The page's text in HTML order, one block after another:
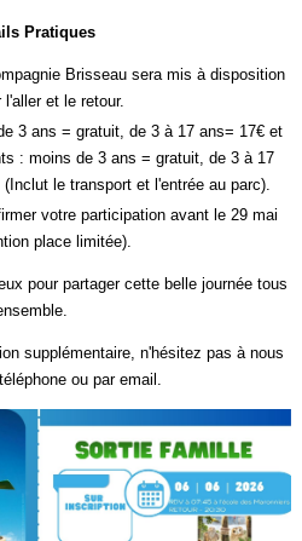
Pratiques
Brisseau sera mis à disposition
l'aller et le retour.
3 ans = gratuit, de 3 à 17 ans= 17€ et
: moins de 3 ans = gratuit, de 3 à 17
le transport et l'entrée au parc).
votre participation avant le 29 mai
place limitée).
pour partager cette belle journée tous
supplémentaire, n'hésitez pas à nous
ou par email.